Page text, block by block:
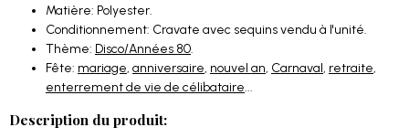
Matière: Polyester.
Conditionnement: Cravate avec sequins vendu à l'unité.
Thème: Disco/Années 80.
Fête: mariage, anniversaire, nouvel an, Carnaval, retraite,
enterrement de vie de célibataire...
Description du produit: